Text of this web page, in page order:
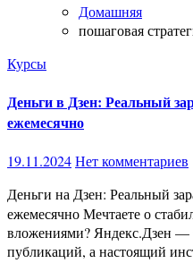
Домашняя
пошаговая
Курсы
Деньги в Дзен: Реальный
ежемесячно
19.11.2024Нет комментариев
Деньги на Дзен: Реальный заработок от 150.000 до 300.000 ₽
ежемесячно Мечтаете о
вложениями? Яндекс.Дзен —
публикаций, а настоящий